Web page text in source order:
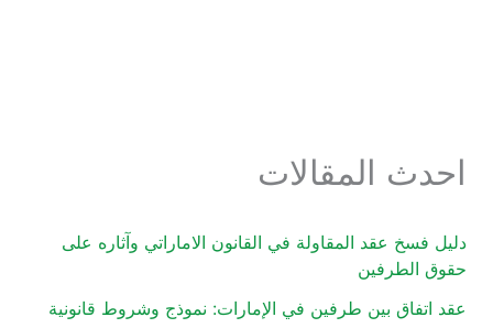
احدث المقالات
دليل فسخ عقد المقاولة في القانون الاماراتي وآثاره على
حقوق الطرفين
عقد اتفاق بين طرفين في الإمارات: نموذج وشروط قانونية